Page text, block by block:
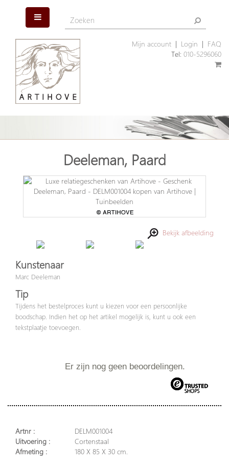
Mijn account| Login
FAQ
Tel: 010-5296060
Deeleman, Paard
Bekijk afbeelding
Kunstenaar
Marc Deeleman
Tip
Tijdens het bestelproces kunt u kiezen voor een persoonlijke
boodschap. Indien het op het artikel mogelijk is, kunt u ook een
tekstplaatje toevoegen.
Er zijn nog geen beoordelingen.
Artnr :
DELM001004
Uitvoering :
Cortenstaal
Afmeting :
180 X 85 X 30 cm.